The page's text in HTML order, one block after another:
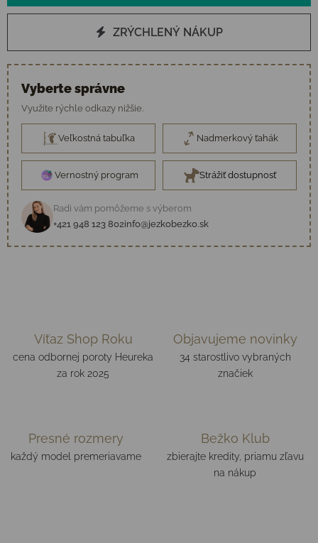
ZRÝCHLENÝ NÁKUP
Vyberte správne
Využite rýchle odkazy nižšie.
Veľkostná tabuľka Nadmerkový ťahák
Vernostný program Strážiť dostupnosť
Radi vám pomôžeme s výberom
+421 948 123 802info@jezkobezko.sk
Víťaz Shop Roku
cena odbornej poroty Heureka
za rok 2025
Objavujeme novinky
34 starostlivo vybraných
značiek
Presné rozmery
každý model premeriavame
Bežko Klub
zbierajte kredity, priamu zľavu
na nákup